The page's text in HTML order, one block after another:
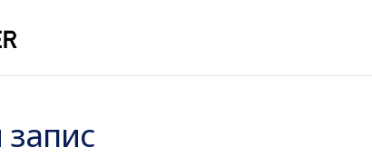
запис